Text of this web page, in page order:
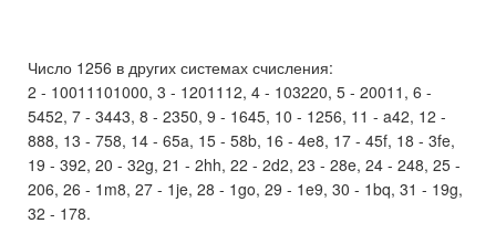
Число 1256 в других системах счисления:
2 - 10011101000, 3 - 1201112, 4 - 103220, 5 - 20011, 6 -
5452, 7 - 3443, 8 - 2350, 9 - 1645, 10 - 1256, 11 - a42, 12 -
888, 13 - 758, 14 - 65a, 15 - 58b, 16 - 4e8, 17 - 45f, 18 - 3fe,
19 - 392, 20 - 32g, 21 - 2hh, 22 - 2d2, 23 - 28e, 24 - 248, 25 -
206, 26 - 1m8, 27 - 1je, 28 - 1go, 29 - 1e9, 30 - 1bq, 31 - 19g,
32 - 178.